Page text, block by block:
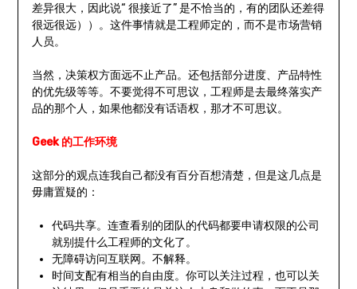
差异很大，因此说“ 很接近了” 是不恰当的，有的团队还差得
很远很远））。这件事情就是工程师定的，而不是市场营销
人员。
当然，决策权方面远不止产品。还包括部分进度、产品特性
的优先级等等。不要觉得不可思议，工程师是去最终落实产
品的那个人，如果他都没有话语权，那才不可思议。
Geek 的工作环境
这部分的观点连我自己都没有百分百想清楚，但是这几点是
毋庸置疑的：
代码共享。连查看别的团队的代码都要申请权限的公司
就别提什么工程师的文化了。
无障碍访问互联网。不解释。
时间支配有相当的自由度。你可以关注过程，也可以关